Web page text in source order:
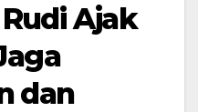
Ajak
dan